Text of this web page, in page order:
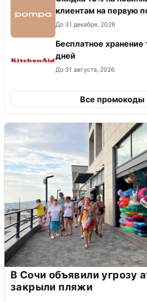
клиентам на первую
До 31 декабря, 2026
Бесплатное
дней
До 31 августа, 2026
Все промокоды
В Сочи объявили угрозу
закрыли пляжи